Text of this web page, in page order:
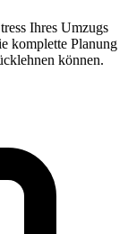
Ihres Umzugs
komplette Planung
können.